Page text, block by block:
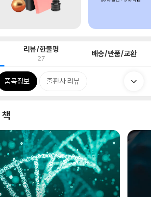
리뷰/한줄평
27 배송/반품/교환
품목정보 출판사 리뷰